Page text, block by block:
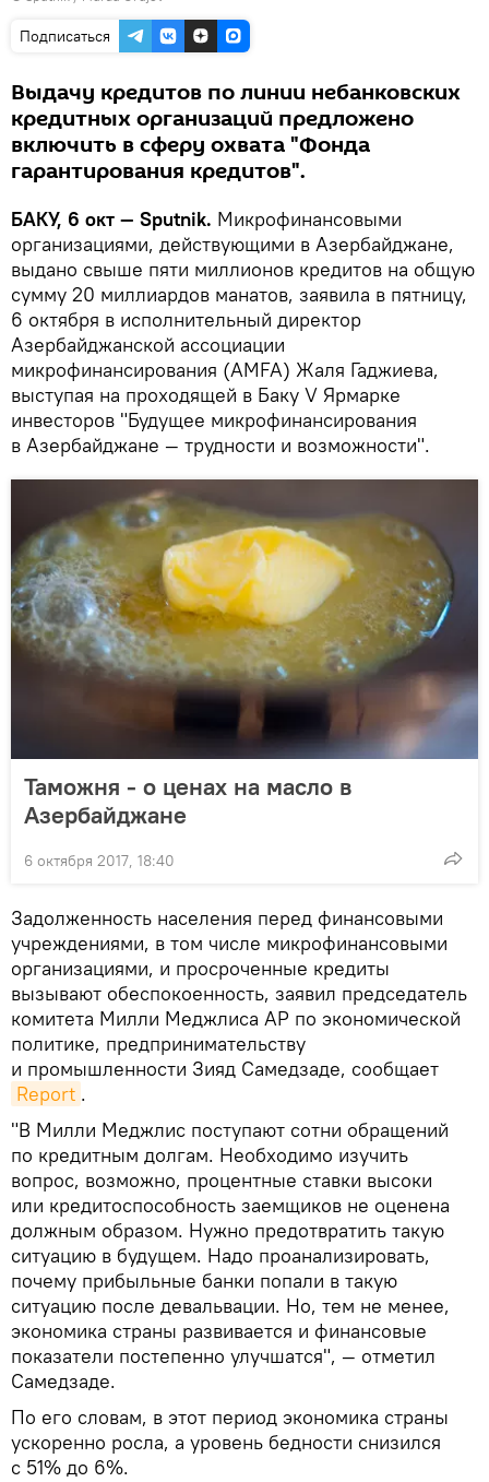
Подписаться
Выдачу кредитов по линии небанковских
кредитных организаций предложено
включить в сферу охвата "Фонда
гарантирования кредитов".
БАКУ, 6 окт — Sputnik. Микрофинансовыми
организациями, действующими в Азербайджане,
выдано свыше пяти миллионов кредитов на общую
сумму 20 миллиардов манатов, заявила в пятницу,
6 октября в исполнительный директор
Азербайджанской ассоциации
микрофинансирования (AMFA) Жаля Гаджиева,
выступая на проходящей в Баку V Ярмарке
инвесторов "Будущее микрофинансирования
в Азербайджане — трудности и возможности".
Таможня - о ценах на масло в
Азербайджане
6 октября 2017, 18:40
Задолженность населения перед финансовыми
учреждениями, в том числе микрофинансовыми
организациями, и просроченные кредиты
вызывают обеспокоенность, заявил председатель
комитета Милли Меджлиса АР по экономической
политике, предпринимательству
и промышленности Зияд Самедзаде, сообщает
Report .
"В Милли Меджлис поступают сотни обращений
по кредитным долгам. Необходимо изучить
вопрос, возможно, процентные ставки высоки
или кредитоспособность заемщиков не оценена
должным образом. Нужно предотвратить такую
ситуацию в будущем. Надо проанализировать,
почему прибыльные банки попали в такую
ситуацию после девальвации. Но, тем не менее,
экономика страны развивается и финансовые
показатели постепенно улучшатся", — отметил
Самедзаде.
По его словам, в этот период экономика страны
ускоренно росла, а уровень бедности снизился
с 51% до 6%.